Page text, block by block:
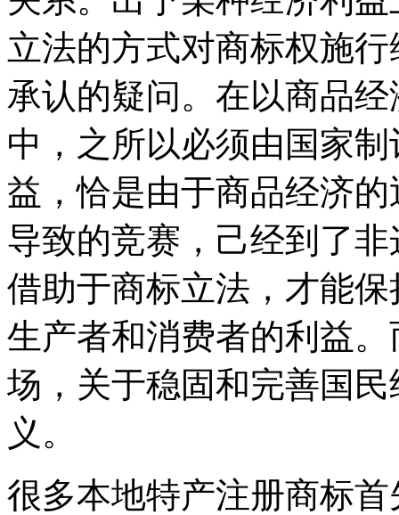
立法的方式对商标权施
承认的疑问。在以商品
中，之所以必须由国家
益，恰是由于商品经济
导致的竞赛，己经到了
借助于商标立法，才能
生产者和消费者的利益
场，关于稳固和完善国
义。
很多本地特产注册商标